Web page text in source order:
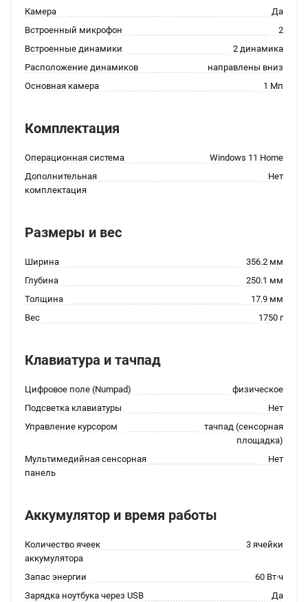
Камера
Да
Встроенный микрофон
2
Встроенные динамики
2 динамика
Расположение динамиков
направлены вниз
Основная камера
1 Мп
Комплектация
Операционная система
Windows 11 Home
Дополнительная
комплектация
Нет
Размеры и вес
Ширина
356.2 мм
Глубина
250.1 мм
Толщина
17.9 мм
Вес
1750 г
Клавиатура и тачпад
Цифровое поле (Numpad)
физическое
Подсветка клавиатуры
Нет
Управление курсором
тачпад (сенсорная
площадка)
Мультимедийная сенсорная
панель
Нет
Аккумулятор и время работы
Количество ячеек
аккумулятора
3 ячейки
Запас энергии
60 Вт·ч
Зарядка ноутбука через USB
Да